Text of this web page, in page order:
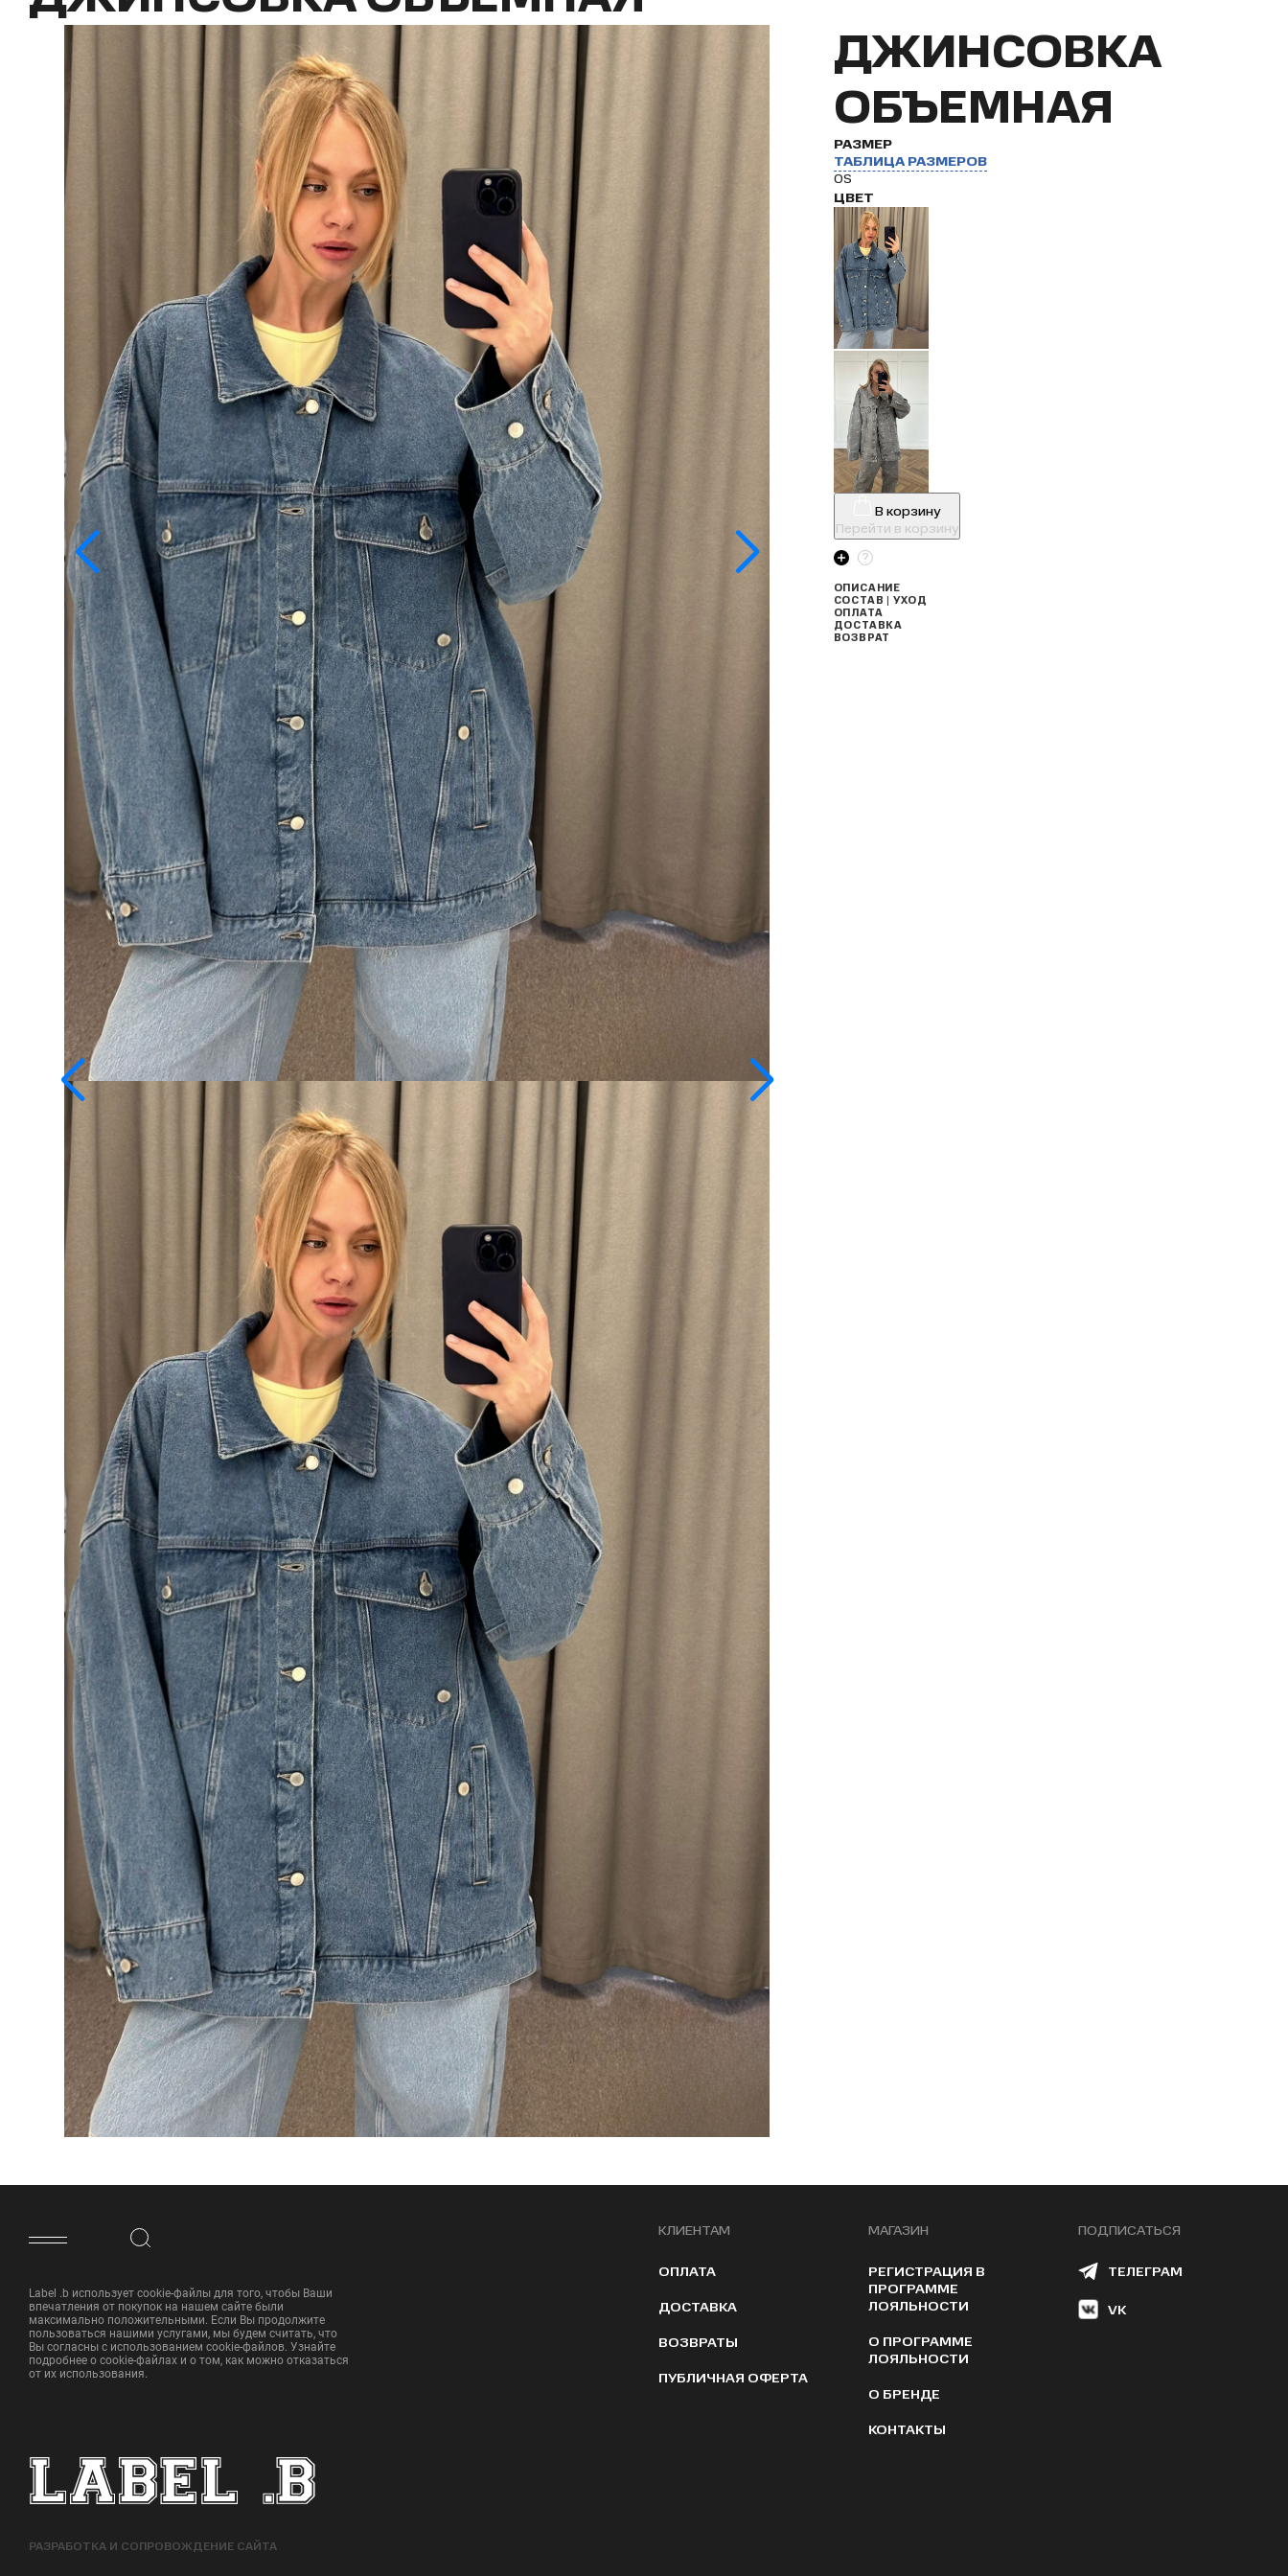
ДЖИНСОВКА
ОБЪЕМНАЯ
РАЗМЕР
ТАБЛИЦА РАЗМЕРОВ
OS
ЦВЕТ
В корзину
Перейти в корзину
ОПИСАНИЕ
СОСТАВ | УХОД
ОПЛАТА
ДОСТАВКА
ВОЗВРАТ
ФУТЕР САЙТА
Label .b использует cookie-файлы для того, чтобы Ваши
впечатления от покупок на нашем сайте были
максимально положительными. Если Вы продолжите
пользоваться нашими услугами, мы будем считать, что
Вы согласны с использованием cookie-файлов. Узнайте
подробнее о cookie-файлах и о том, как можно отказаться
от их использования.
РАЗРАБОТКА И СОПРОВОЖДЕНИЕ САЙТА
КЛИЕНТАМ
ОПЛАТА
ДОСТАВКА
ВОЗВРАТЫ
ПУБЛИЧНАЯ ОФЕРТА
МАГАЗИН
РЕГИСТРАЦИЯ В
ПРОГРАММЕ
ЛОЯЛЬНОСТИ
О ПРОГРАММЕ
ЛОЯЛЬНОСТИ
О БРЕНДЕ
КОНТАКТЫ
ПОДПИСАТЬСЯ
ТЕЛЕГРАМ
VK